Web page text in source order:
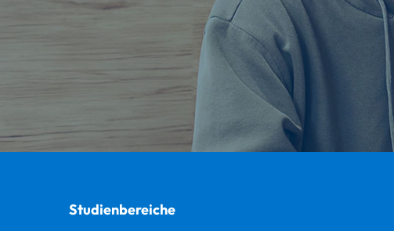
Studienbereiche